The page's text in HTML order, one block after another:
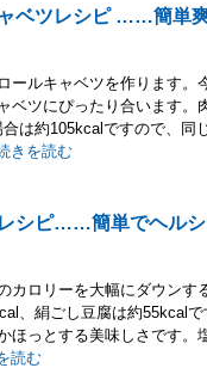
ベツレシピ ……簡単爽
ールキャベツを作ります。
ベツにぴったり合います。
は約105kcalですので、同
きを読む
シピ……簡単でヘルシ
カロリーを大幅にダウンす
、絹ごし豆腐は約55kcal
ほっとする美味しさです。
読む